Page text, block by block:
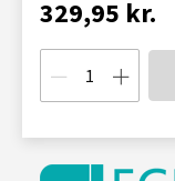
329,95 kr.